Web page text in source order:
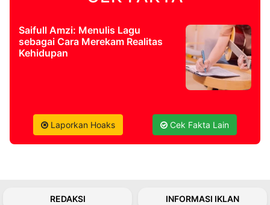
Saifull Amzi: Menulis Lagu
sebagai Cara Merekam Realitas
Kehidupan
Laporkan Hoaks Cek Fakta Lain
REDAKSI INFORMASI IKLAN